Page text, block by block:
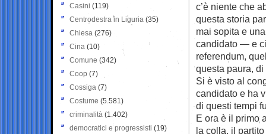
c’è niente che
questa storia
mai sopita e
candidato — e
referendum,
questa paura,
Si è visto al
candidato e ha
di questi tempi
E ora è il primo
la colla, il
Casini (119)
Centrodestra in Liguria (35)
Chiesa (276)
Cina (10)
Comune (342)
Coop (7)
Cossiga (7)
Costume (5.581)
criminalità (1.402)
democratici e progressisti (19)